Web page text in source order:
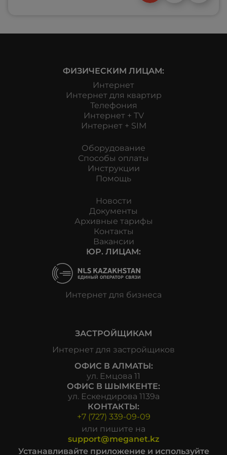
ФИЗИЧЕСКИМ ЛИЦАМ:
Интернет
Интернет для квартир
Телефония
Интернет + TV
Интернет + SIM
Оборудование
Способы оплаты
Инструкции
Помощь
Новости
Документы
Архивные тарифы
Контакты
Вакансии
ЮР. ЛИЦАМ:
Интернет для бизнеса
ЗАСТРОЙЩИКАМ
Интернет для застройщиков
ОФИС В АЛМАТЫ:
ул. Емцова 11
ОФИС В ШЫМКЕНТЕ:
ул. Ескендирова 1139а
КОНТАКТЫ:
+7 (727) 339-09-09
или пишите на
support@meganet.kz
Устанавливайте приложение и используйте